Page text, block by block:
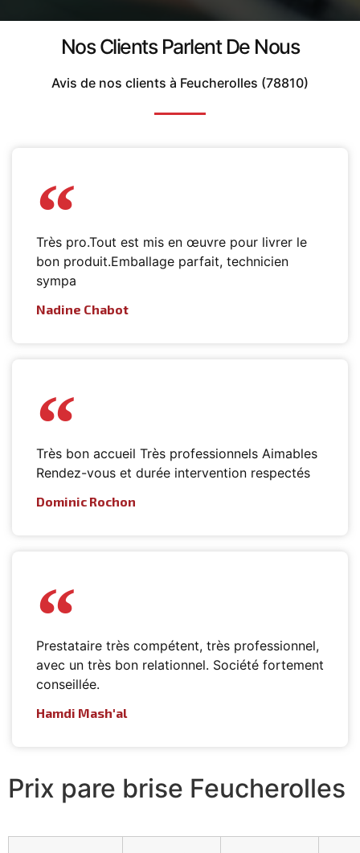
Nos Clients Parlent De Nous
Avis de nos clients à Feucherolles (78810)
Très pro.Tout est mis en œuvre pour livrer le
bon produit.Emballage parfait, technicien
sympa
Nadine Chabot
Très bon accueil Très professionnels Aimables
Rendez-vous et durée intervention respectés
Dominic Rochon
Prestataire très compétent, très professionnel,
avec un très bon relationnel. Société fortement
conseillée.
Hamdi Mash'al
Prix pare brise Feucherolles